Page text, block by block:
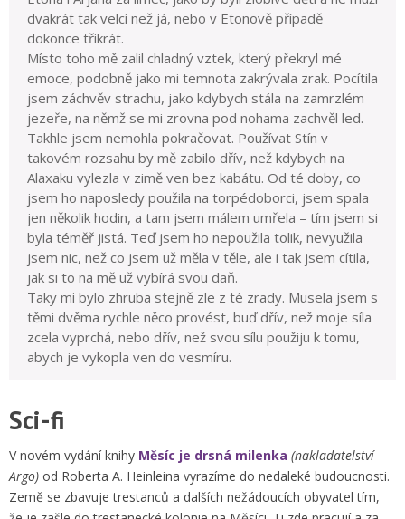
dvakrát tak velcí než já, nebo v Etonově případě
dokonce třikrát.
Místo toho mě zalil chladný vztek, který překryl mé
emoce, podobně jako mi temnota zakrývala zrak. Pocítila
jsem záchvěv strachu, jako kdybych stála na zamrzlém
jezeře, na němž se mi zrovna pod nohama zachvěl led.
Takhle jsem nemohla pokračovat. Používat Stín v
takovém rozsahu by mě zabilo dřív, než kdybych na
Alaxaku vylezla v zimě ven bez kabátu. Od té doby, co
jsem ho naposledy použila na torpédoborci, jsem spala
jen několik hodin, a tam jsem málem umřela – tím jsem si
byla téměř jistá. Teď jsem ho nepoužila tolik, nevyužila
jsem nic, než co jsem už měla v těle, ale i tak jsem cítila,
jak si to na mě už vybírá svou daň.
Taky mi bylo zhruba stejně zle z té zrady. Musela jsem s
těmi dvěma rychle něco provést, buď dřív, než moje síla
zcela vyprchá, nebo dřív, než svou sílu použiju k tomu,
abych je vykopla ven do vesmíru.
Sci-fi
V novém vydání knihy Měsíc je drsná milenka (nakladatelství
Argo) od Roberta A. Heinleina vyrazíme do nedaleké budoucnosti.
Země se zbavuje trestanců a dalších nežádoucích obyvatel tím,